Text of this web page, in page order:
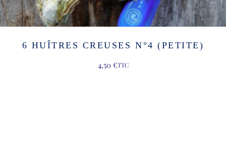
6 HUÎTRES CREUSES N°4 (PETITE)
4,50 €TTC